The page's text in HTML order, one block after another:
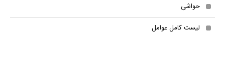
حواشی
لیست کامل عوامل